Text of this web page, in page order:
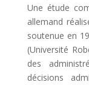
Une étude
allemand
soutenue en
(Université
des
décisions